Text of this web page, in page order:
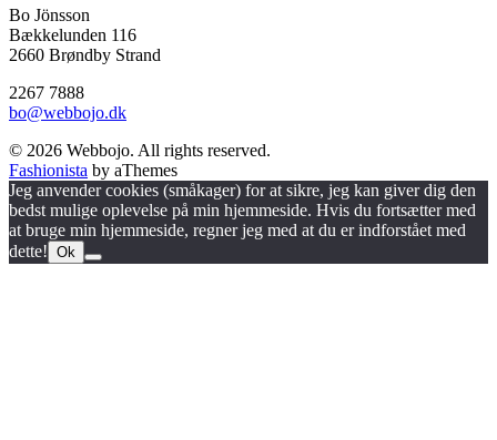
Bo Jönsson
Bækkelunden 116
2660 Brøndby Strand
2267 7888
bo@webbojo.dk
© 2026 Webbojo. All rights reserved.
Fashionista by aThemes
Jeg anvender cookies (småkager) for at sikre, jeg kan giver dig den
bedst mulige oplevelse på min hjemmeside. Hvis du fortsætter med
at bruge min hjemmeside, regner jeg med at du er indforstået med
dette! Ok